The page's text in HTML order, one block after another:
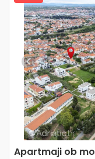
Previous
Apartmaji ob